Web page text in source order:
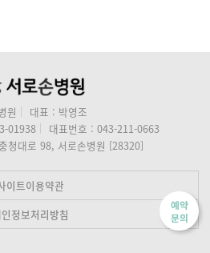
예약
문의
원
대표 : 박영조
01938
대표번호 : 043-211-0663
청대로 98, 서로손병원 [28320]
이트이용약관
정보처리방침